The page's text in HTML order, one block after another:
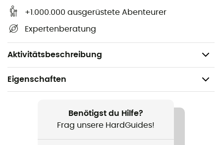
+1.000.000 ausgerüstete Abenteurer
Expertenberatung
Aktivitätsbeschreibung
Gedruckte Grafik
Gedruckte Logos
Hauptmaterial bluesign®
Eigenschaften
Benötigst du Hilfe?
Frag unsere HardGuides!